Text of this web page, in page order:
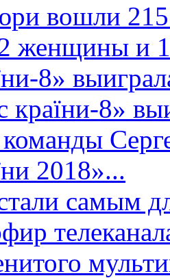
вошли 215
женщины и
8»
8»
2018»...
самым